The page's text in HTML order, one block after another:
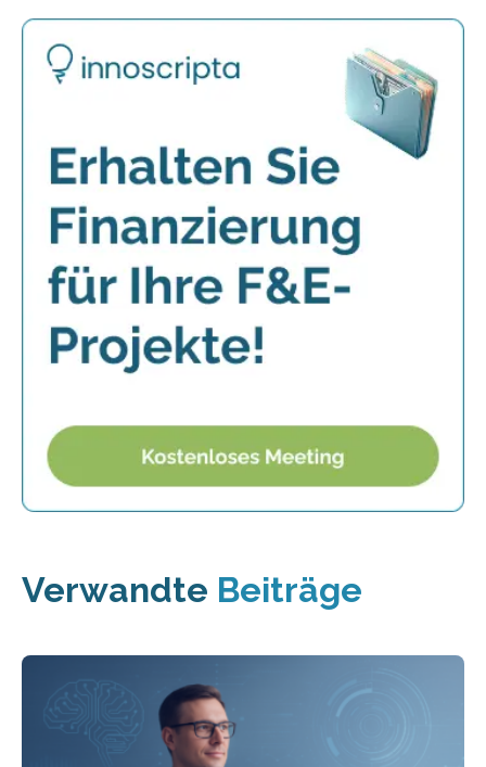
Verwandte Beiträge